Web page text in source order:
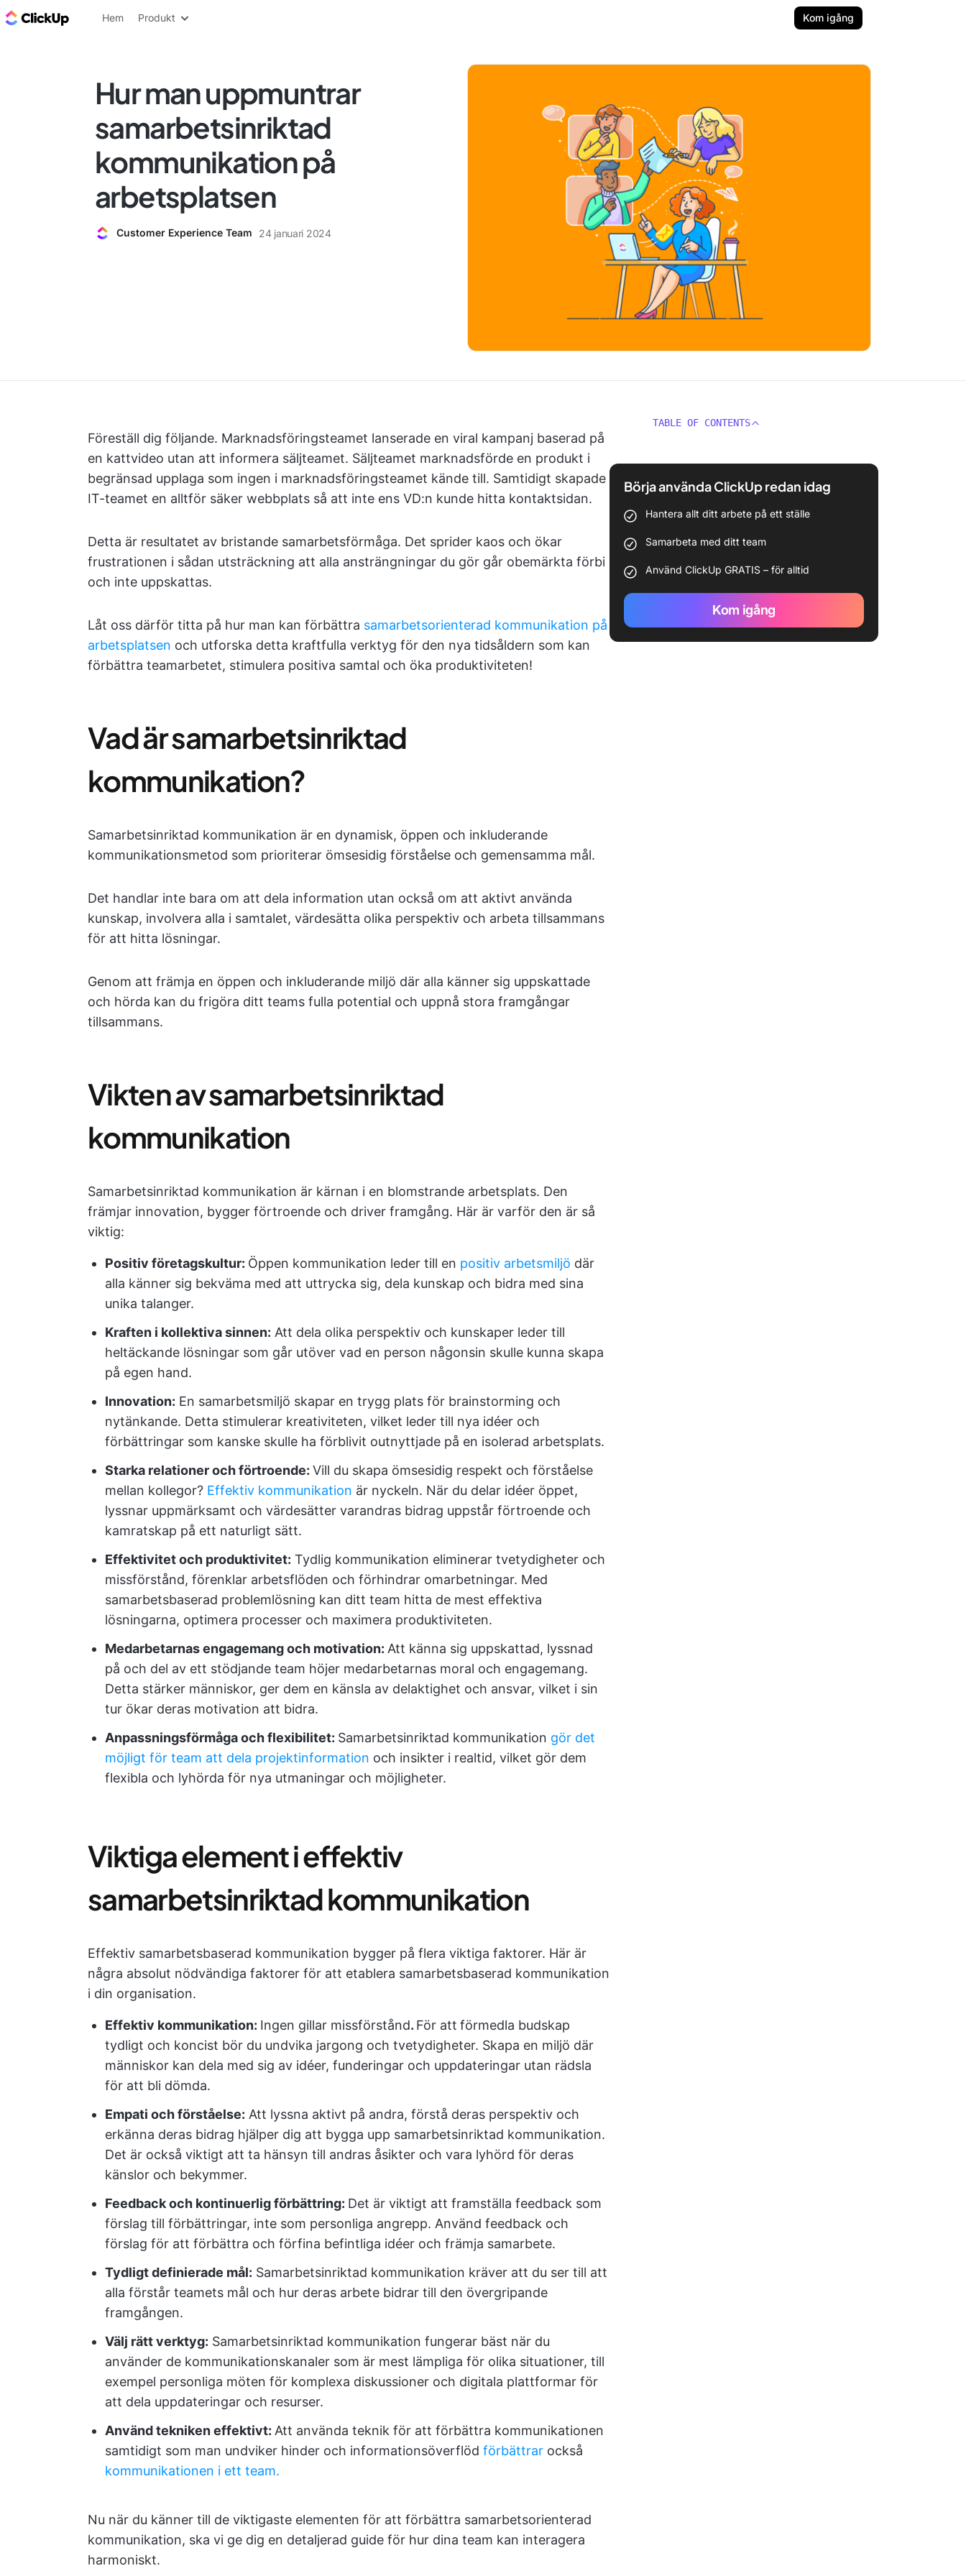
ClickUp-bloggen
Hem Produkt Kom igång
Hur man uppmuntrar
samarbetsinriktad
kommunikation på
arbetsplatsen
Customer Experience Team 24 januari 2024
Föreställ dig följande. Marknadsföringsteamet lanserade en viral kampanj baserad på
en kattvideo utan att informera säljteamet. Säljteamet marknadsförde en produkt i
begränsad upplaga som ingen i marknadsföringsteamet kände till. Samtidigt skapade
IT-teamet en alltför säker webbplats så att inte ens VD:n kunde hitta kontaktsidan.
Detta är resultatet av bristande samarbetsförmåga. Det sprider kaos och ökar
frustrationen i sådan utsträckning att alla ansträngningar du gör går obemärkta förbi
och inte uppskattas.
Låt oss därför titta på hur man kan förbättra samarbetsorienterad kommunikation på
arbetsplatsen och utforska detta kraftfulla verktyg för den nya tidsåldern som kan
förbättra teamarbetet, stimulera positiva samtal och öka produktiviteten!
Vad är samarbetsinriktad
kommunikation?
Samarbetsinriktad kommunikation är en dynamisk, öppen och inkluderande
kommunikationsmetod som prioriterar ömsesidig förståelse och gemensamma mål.
Det handlar inte bara om att dela information utan också om att aktivt använda
kunskap, involvera alla i samtalet, värdesätta olika perspektiv och arbeta tillsammans
för att hitta lösningar.
Genom att främja en öppen och inkluderande miljö där alla känner sig uppskattade
och hörda kan du frigöra ditt teams fulla potential och uppnå stora framgångar
tillsammans.
Vikten av samarbetsinriktad
kommunikation
Samarbetsinriktad kommunikation är kärnan i en blomstrande arbetsplats. Den
främjar innovation, bygger förtroende och driver framgång. Här är varför den är så
viktig:
Positiv företagskultur: Öppen kommunikation leder till en positiv arbetsmiljö där
alla känner sig bekväma med att uttrycka sig, dela kunskap och bidra med sina
unika talanger.
Kraften i kollektiva sinnen: Att dela olika perspektiv och kunskaper leder till
heltäckande lösningar som går utöver vad en person någonsin skulle kunna skapa
på egen hand.
Innovation: En samarbetsmiljö skapar en trygg plats för brainstorming och
nytänkande. Detta stimulerar kreativiteten, vilket leder till nya idéer och
förbättringar som kanske skulle ha förblivit outnyttjade på en isolerad arbetsplats.
Starka relationer och förtroende: Vill du skapa ömsesidig respekt och förståelse
mellan kollegor? Effektiv kommunikation är nyckeln. När du delar idéer öppet,
lyssnar uppmärksamt och värdesätter varandras bidrag uppstår förtroende och
kamratskap på ett naturligt sätt.
Effektivitet och produktivitet: Tydlig kommunikation eliminerar tvetydigheter och
missförstånd, förenklar arbetsflöden och förhindrar omarbetningar. Med
samarbetsbaserad problemlösning kan ditt team hitta de mest effektiva
lösningarna, optimera processer och maximera produktiviteten.
Medarbetarnas engagemang och motivation: Att känna sig uppskattad, lyssnad
på och del av ett stödjande team höjer medarbetarnas moral och engagemang.
Detta stärker människor, ger dem en känsla av delaktighet och ansvar, vilket i sin
tur ökar deras motivation att bidra.
Anpassningsförmåga och flexibilitet: Samarbetsinriktad kommunikation gör det
möjligt för team att dela projektinformation och insikter i realtid, vilket gör dem
flexibla och lyhörda för nya utmaningar och möjligheter.
Viktiga element i effektiv
samarbetsinriktad kommunikation
Effektiv samarbetsbaserad kommunikation bygger på flera viktiga faktorer. Här är
några absolut nödvändiga faktorer för att etablera samarbetsbaserad kommunikation
i din organisation.
Effektiv kommunikation: Ingen gillar missförstånd. För att förmedla budskap
tydligt och koncist bör du undvika jargong och tvetydigheter. Skapa en miljö där
människor kan dela med sig av idéer, funderingar och uppdateringar utan rädsla
för att bli dömda.
Empati och förståelse: Att lyssna aktivt på andra, förstå deras perspektiv och
erkänna deras bidrag hjälper dig att bygga upp samarbetsinriktad kommunikation.
Det är också viktigt att ta hänsyn till andras åsikter och vara lyhörd för deras
känslor och bekymmer.
Feedback och kontinuerlig förbättring: Det är viktigt att framställa feedback som
förslag till förbättringar, inte som personliga angrepp. Använd feedback och
förslag för att förbättra och förfina befintliga idéer och främja samarbete.
Tydligt definierade mål: Samarbetsinriktad kommunikation kräver att du ser till att
alla förstår teamets mål och hur deras arbete bidrar till den övergripande
framgången.
Välj rätt verktyg: Samarbetsinriktad kommunikation fungerar bäst när du
använder de kommunikationskanaler som är mest lämpliga för olika situationer, till
exempel personliga möten för komplexa diskussioner och digitala plattformar för
att dela uppdateringar och resurser.
Använd tekniken effektivt: Att använda teknik för att förbättra kommunikationen
samtidigt som man undviker hinder och informationsöverflöd förbättrar också
kommunikationen i ett team.
Nu när du känner till de viktigaste elementen för att förbättra samarbetsorienterad
kommunikation, ska vi ge dig en detaljerad guide för hur dina team kan interagera
harmoniskt.
TABLE OF CONTENTS
Börja använda ClickUp redan idag
Hantera allt ditt arbete på ett ställe
Samarbeta med ditt team
Använd ClickUp GRATIS – för alltid
Kom igång